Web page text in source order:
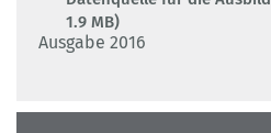
1.9 MB)
Ausgabe 2016